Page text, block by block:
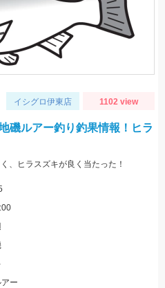
イシグロ伊東店 1102 view
磯ルアー釣り釣果情報！ヒラ
、ヒラスズキが良く当たった！
ー